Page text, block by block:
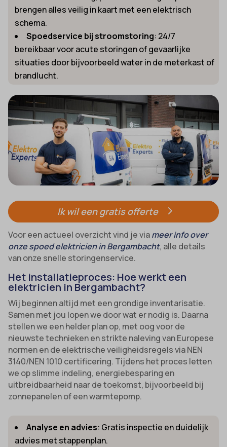
brengen alles veilig in kaart met een elektrisch
schema.
Spoedservice bij stroomstoring: 24/7
bereikbaar voor acute storingen of gevaarlijke
situaties door bijvoorbeeld water in de meterkast of
brandlucht.
Ik wil een gratis offerte
Voor een actueel overzicht vind je viameer info over
onze spoed elektricien in Bergambacht, alle details
van onze snelle storingenservice.
Het installatieproces: Hoe werkt een
elektricien in Bergambacht?
Wij beginnen altijd met een grondige inventarisatie.
Samen met jou lopen we door wat er nodig is. Daarna
stellen we een helder plan op, met oog voor de
nieuwste technieken en strikte naleving van Europese
normen en de elektrische veiligheidsregels via NEN
3140/NEN 1010 certificering. Tijdens het proces letten
we op slimme indeling, energiebesparing en
uitbreidbaarheid naar de toekomst, bijvoorbeeld bij
zonnepanelen of een warmtepomp.
Analyse en advies: Gratis inspectie en duidelijk
advies met stappenplan.